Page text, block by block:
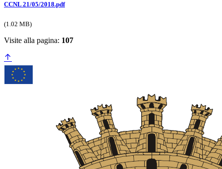
CCNL 21/05/2018.pdf
(1.02 MB)
Visite alla pagina: 107